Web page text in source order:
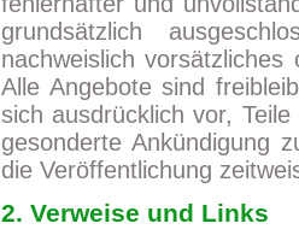
grundsätzlich
nachweislich
Alle Angebote sind
sich ausdrücklich vor,
gesonderte Ankündigung
die Veröffentlichung
2. Verweise und Links